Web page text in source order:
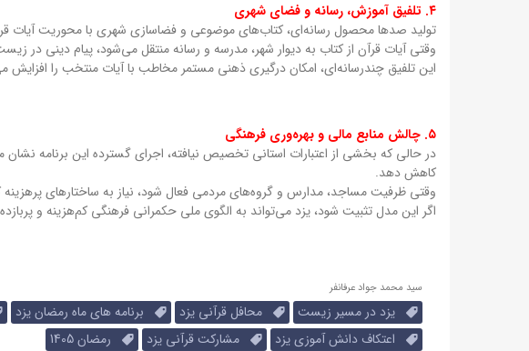
۴. تلفیق آموزش، رسانه و فضای شهری
تولید صدها محصول رسانه‌ای، کتاب‌های موضوعی و فضاسازی شهری با محوریت آیات
وقتی آیات قرآن از کتاب به دیوار شهر، مدرسه و رسانه منتقل می‌شود، پیام دینی در
این تلفیق چندرسانه‌ای، امکان درگیری ذهنی مستمر مخاطب با آیات منتخب را افزایش
۵. چالش منابع مالی و بهره‌وری فرهنگی
در حالی که بخشی از اعتبارات استانی تخصیص نیافته، اجرای گسترده این برنامه
کاهش دهد.
وقتی ظرفیت مساجد، مدارس و گروه‌های مردمی فعال شود، نیاز به ساختارهای
اگر این مدل تثبیت شود، یزد می‌تواند به الگوی ملی حکمرانی فرهنگی کم‌هزینه و
سید محمد جواد عرفانفر
یزد در مسیر زیست محافل قرآنی یزد برنامه های ماه رمضان یزد
اعتکاف دانش آموزی یزد
مشارکت قرآنی یزد رمضان 1405